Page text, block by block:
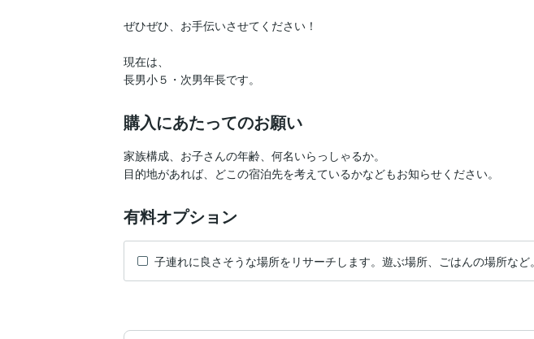
ぜひぜひ、お手伝いさせてください！
現在は、
長男小５・次男年長です。
購入にあたってのお願い
家族構成、お子さんの年齢、何名いらっしゃるか。
目的地があれば、どこの宿泊先を考えているかなどもお知らせください。
有料オプション
子連れに良さそうな場所をリサーチします。遊ぶ場所、ごはんの場所など。